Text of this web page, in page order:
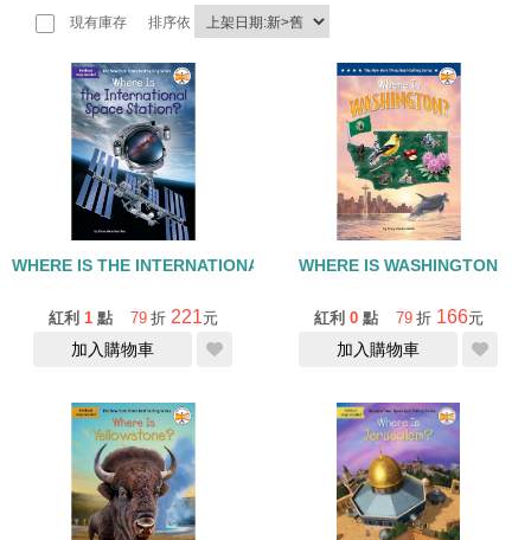
現有庫存 排序依
WHERE IS THE INTERNATIONAL SPACE STATION?
紅利 1 點 79 折 221元
加入購物車
WHERE IS WASHINGTON
紅利 0 點 79 折 166元
加入購物車